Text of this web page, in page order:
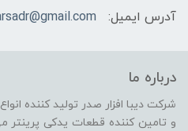
آدرس ایمیل:
درباره ما
شرکت دیبا افزار صدر تولید کننده
و تامین کننده قطعات یدکی پرینتر